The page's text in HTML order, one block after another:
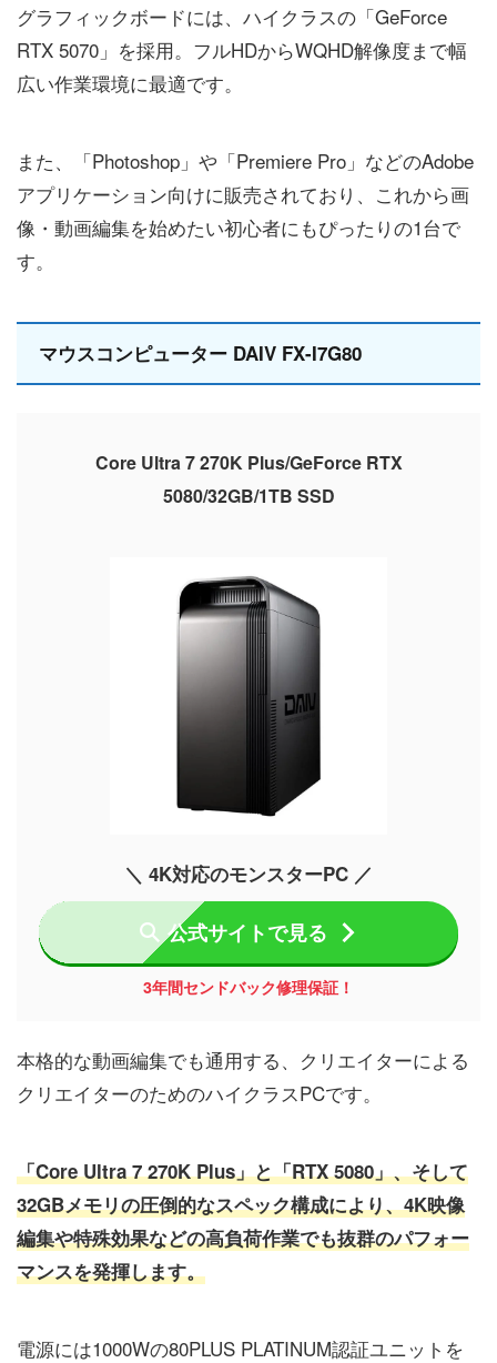
グラフィックボードには、ハイクラスの「GeForce
RTX 5070」を採用。フルHDからWQHD解像度まで幅
広い作業環境に最適です。
また、「Photoshop」や「Premiere Pro」などのAdobe
アプリケーション向けに販売されており、これから画
像・動画編集を始めたい初心者にもぴったりの1台で
す。
マウスコンピューター DAIV FX-I7G80
Core Ultra 7 270K Plus/GeForce RTX
5080/32GB/1TB SSD
＼ 4K対応のモンスターPC ／
公式サイトで見る
3年間センドバック修理保証！
本格的な動画編集でも通用する、クリエイターによる
クリエイターのためのハイクラスPCです。
「Core Ultra 7 270K Plus」と「RTX 5080」、そして
32GBメモリの圧倒的なスペック構成により、4K映像
編集や特殊効果などの高負荷作業でも抜群のパフォー
マンスを発揮します。
電源には1000Wの80PLUS PLATINUM認証ユニットを